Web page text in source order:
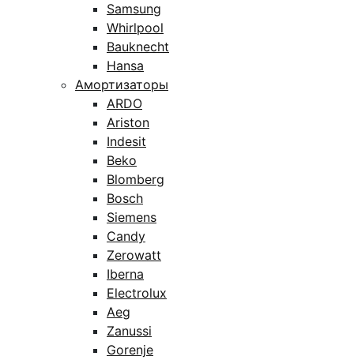
Samsung
Whirlpool
Bauknecht
Hansa
Амортизаторы
ARDO
Ariston
Indesit
Beko
Blomberg
Bosch
Siemens
Candy
Zerowatt
Iberna
Electrolux
Aeg
Zanussi
Gorenje